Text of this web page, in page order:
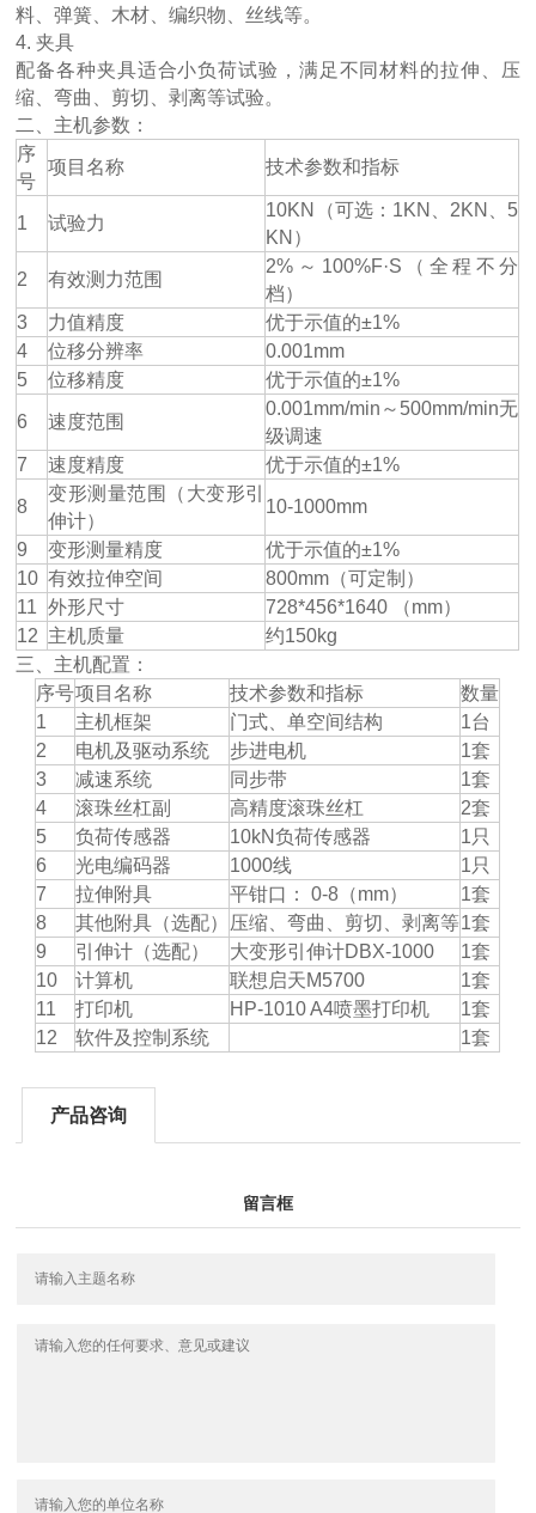
料、弹簧、木材、编织物、丝线等。
4. 夹具
配备各种夹具适合小负荷试验，满足不同材料的拉伸、压
缩、弯曲、剪切、剥离等试验。
二、主机参数：
序
号
项目名称 技术参数和指标
1 试验力
10KN（可选：1KN、2KN、5
KN）
2 有效测力范围
2%～100%F·S（全程不分
档）
3
力值精度
优于示值的±1%
4
位移分辨率
0.001mm
5
位移精度 优于示值的±1%
6 速度范围
0.001mm/min～500mm/min无
级调速
7
速度精度 优于示值的±1%
8
变形测量范围（大变形引
伸计）
10-1000mm
9 变形测量精度
优于示值的±1%
10 有效拉伸空间
800mm（可定制）
11
外形尺寸
728*456*1640 （mm）
12 主机质量
约150kg
三、主机配置：
序号项目名称 技术参数和指标
数量
1
主机框架 门式、单空间结构
1台
2
电机及驱动系统 步进电机
1套
3
减速系统 同步带
1套
4
滚珠丝杠副 高精度滚珠丝杠
2套
5
负荷传感器 10kN负荷传感器
1只
6
光电编码器 1000线
1只
7
拉伸附具 平钳口： 0-8（mm）
1套
8
其他附具（选配） 压缩、弯曲、剪切、剥离等1套
9
引伸计（选配） 大变形引伸计DBX-1000
1套
10
计算机 联想启天M5700
1套
11
打印机 HP-1010 A4喷墨打印机
1套
12
软件及控制系统 1套
产品咨询
留言框